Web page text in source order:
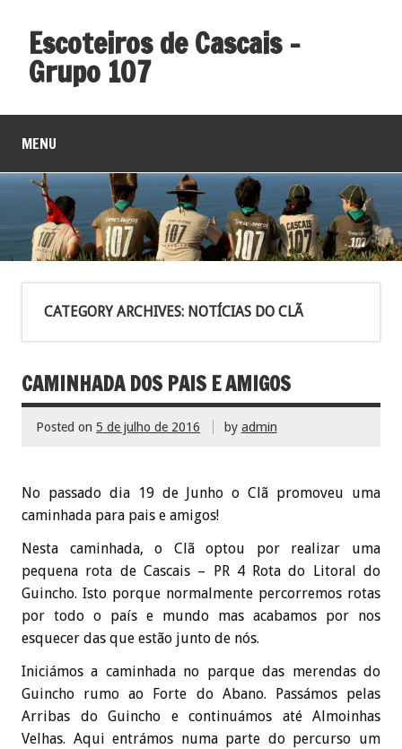
Escoteiros de Cascais –
Grupo 107
MENU
CATEGORY ARCHIVES: NOTÍCIAS DO CLÃ
CAMINHADA DOS PAIS E AMIGOS
Posted on 5 de julho de 2016 by admin
No passado dia 19 de Junho o Clã promoveu uma
caminhada para pais e amigos!
Nesta caminhada, o Clã optou por realizar uma
pequena rota de Cascais – PR 4 Rota do Litoral do
Guincho. Isto porque normalmente percorremos rotas
por todo o país e mundo mas acabamos por nos
esquecer das que estão junto de nós.
Iniciámos a caminhada no parque das merendas do
Guincho rumo ao Forte do Abano. Passámos pelas
Arribas do Guincho e continuámos até Almoinhas
Velhas. Aqui entrámos numa parte do percurso um